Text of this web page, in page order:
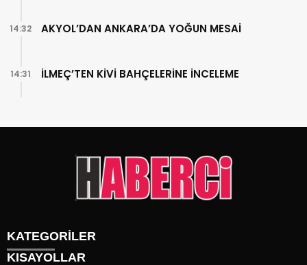
AKYOL’DAN ANKARA’DA YOĞUN MESAİ
14:32
İLMEÇ’TEN KİVİ BAHÇELERİNE İNCELEME
14:31
KATEGORİLER
KISAYOLLAR